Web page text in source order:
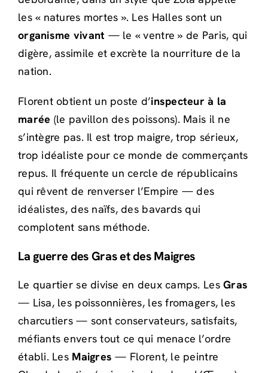
les « natures mortes ». Les Halles sont un
organisme vivant — le « ventre » de Paris, qui
digère, assimile et excrète la nourriture de la
nation.
Florent obtient un poste d’inspecteur à la
marée (le pavillon des poissons). Mais il ne
s’intègre pas. Il est trop maigre, trop sérieux,
trop idéaliste pour ce monde de commerçants
repus. Il fréquente un cercle de républicains
qui rêvent de renverser l’Empire — des
idéalistes, des naïfs, des bavards qui
complotent sans méthode.
La guerre des Gras et des Maigres
Le quartier se divise en deux camps. LesGras
— Lisa, les poissonnières, les fromagers, les
charcutiers — sont conservateurs, satisfaits,
méfiants envers tout ce qui menace l’ordre
établi. Les Maigres — Florent, le peintre